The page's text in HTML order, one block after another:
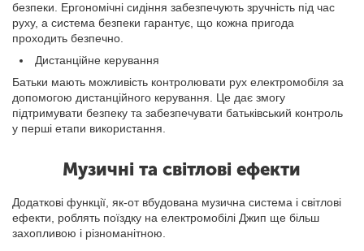
безпеки. Ергономічні сидіння забезпечують зручність під час
руху, а система безпеки гарантує, що кожна пригода
проходить безпечно.
Дистанційне керування
Батьки мають можливість контролювати рух електромобіля за
допомогою дистанційного керування. Це дає змогу
підтримувати безпеку та забезпечувати батьківський контроль
у перші етапи використання.
Музичні та світлові ефекти
Додаткові функції, як-от вбудована музична система і світлові
ефекти, роблять поїздку на електромобілі Джип ще більш
захопливою і різноманітною.